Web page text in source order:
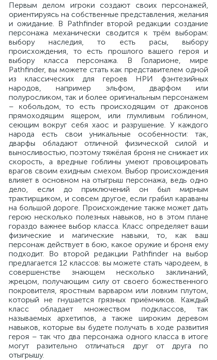
Первым делом игроки создают своих персонажей,
ориентируясь на собственные представления, желания
и ожидание. В Pathfinder второй редакции создание
персонажа механически сводится к трём выборам:
выбору наследия, то есть расы, выбору
происхождения, то есть прошлого вашего героя и
выбору класса персонажа. В Голарионе, мире
Pathfinder, вы можете стать как представителем одной
из классических для героев НРИ фэнтезийных
народов, например эльфом, дварфом или
полуросликом, так и более оригинальным персонажем
– кобольдом, то есть происходящим от драконов
прямоходящим ящером, или глумливым гоблином,
сеющим вокруг себя хаос и разрушение. У каждого
народа есть свои уникальные особенности: так,
дварфы обладают отличной физической силой и
выносливостью, поэтому тяжёлая броня не снижает их
скорость, а вредные гоблины умеют провоцировать
врагов своим ехидным смехом. Выбор происхождения
влияет в основном на отыгрыш персонажа, ведь одно
дело, если до приключений он был мирным
трактирщиком, и совсем другое, если грабил караваны
на большой дороге. Происхождение также может дать
герою несколько полезных навыков, но в этом плане
гораздо важнее выбор класса. Класс определяет ваши
физические и магические навыки, то, как ваш
персонаж действует в бою, какое оружие и броня ему
подходит. Во второй редакции Pathfinder на выбор
предлагается 12 классов: вы можете стать чародеем, в
совершенстве знающем несколько заклинаний,
жрецом, получающим силу от своего божественного
покровителя, яростным варваром или ловким плутом,
который не гнушается грязных приёмчиков. Каждый
класс обладает множеством подклассов, так
называемых архетипов, а также широким деревом
навыков, которые вы будете получать в ходе развития
героя – так что два персонажа одного класса в итоге
могут разительно отличаться друг от друга по
отыгрышу.